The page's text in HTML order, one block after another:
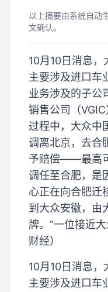
以上摘要由系统自动
文确认。
10月10日消息，
主要涉及进口车
业务涉及的子公
销售公司（
过程中，大众中
调离北京，去合
予赔偿——最高
调任至合肥，是
心正在向合肥迁
到大众安徽，由
牌。”一位接近
财经）
10月10日消息，
主要涉及进口车